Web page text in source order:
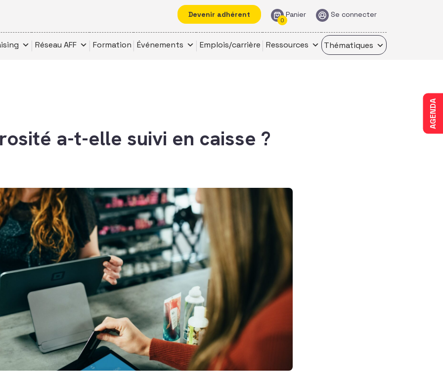
Devenir adhérent Panier
0
Se connecter
Réseau AFF Formation Événements Emplois/carrière Ressources Thématiques
AGENDA
a-t-elle suivi en caisse ?